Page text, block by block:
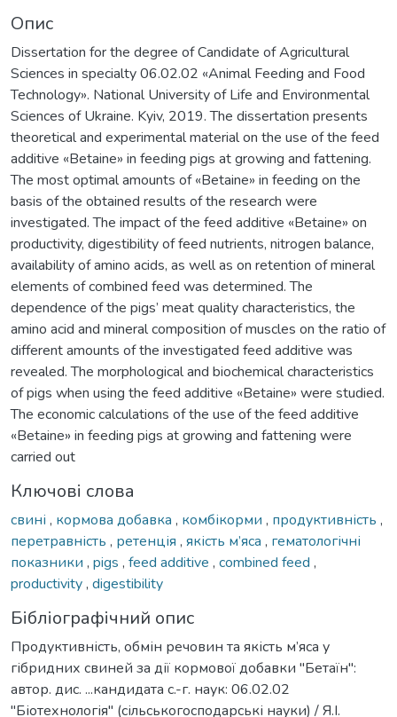
Опис
Dissertation for the degree of Candidate of Agricultural
Sciences in specialty 06.02.02 «Animal Feeding and Food
Technology». National University of Life and Environmental
Sciences of Ukraine. Kyiv, 2019. The dissertation presents
theoretical and experimental material on the use of the feed
additive «Betaine» in feeding pigs at growing and fattening.
The most optimal amounts of «Betaine» in feeding on the
basis of the obtained results of the research were
investigated. The impact of the feed additive «Betaine» on
productivity, digestibility of feed nutrients, nitrogen balance,
availability of amino acids, as well as on retention of mineral
elements of combined feed was determined. The
dependence of the pigs’ meat quality characteristics, the
amino acid and mineral composition of muscles on the ratio of
different amounts of the investigated feed additive was
revealed. The morphological and biochemical characteristics
of pigs when using the feed additive «Betaine» were studied.
The economic calculations of the use of the feed additive
«Betaine» in feeding pigs at growing and fattening were
carried out
Ключові слова
свині , кормова добавка , комбікорми , продуктивність ,
перетравність , ретенція , якість м’яса , гематологічні
показники , pigs , feed additive , combined feed ,
productivity, digestibility
Бібліографічний опис
Продуктивність, обмін речовин та якість м’яса у
гібридних свиней за дії кормової добавки "Бетаїн":
автор. дис. ...кандидата с.-г. наук: 06.02.02
"Біотехнологія" (сільськогосподарські науки) / Я.І.